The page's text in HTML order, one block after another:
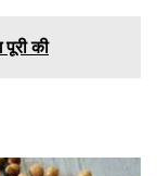
की